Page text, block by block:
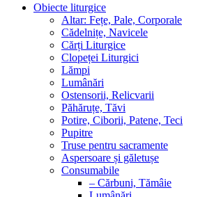
Obiecte liturgice
Altar: Fețe, Pale, Corporale
Cădelnițe, Navicele
Cărți Liturgice
Clopeței Liturgici
Lămpi
Lumânări
Ostensorii, Relicvarii
Păhăruțe, Tăvi
Potire, Ciborii, Patene, Teci
Pupitre
Truse pentru sacramente
Aspersoare și găletușe
Consumabile
– Cărbuni, Tămâie